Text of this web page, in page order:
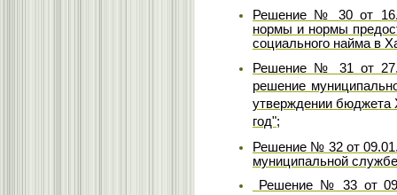
Решение № 30 от
нормы и нормы
социального найма в
Решение № 31 от
решение
утверждении бюджета
год";
Решение № 32 от
муниципальной
Решение № 33 от